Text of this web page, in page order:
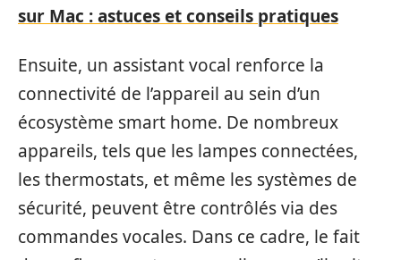
sur Mac : astuces et conseils pratiques
Ensuite, un assistant vocal renforce la
connectivité de l’appareil au sein d’un
écosystème smart home. De nombreux
appareils, tels que les lampes connectées,
les thermostats, et même les systèmes de
sécurité, peuvent être contrôlés via des
commandes vocales. Dans ce cadre, le fait